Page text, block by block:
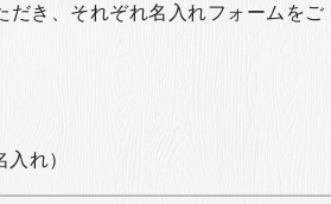
だき、それぞれ名入れフォームをご
れ）